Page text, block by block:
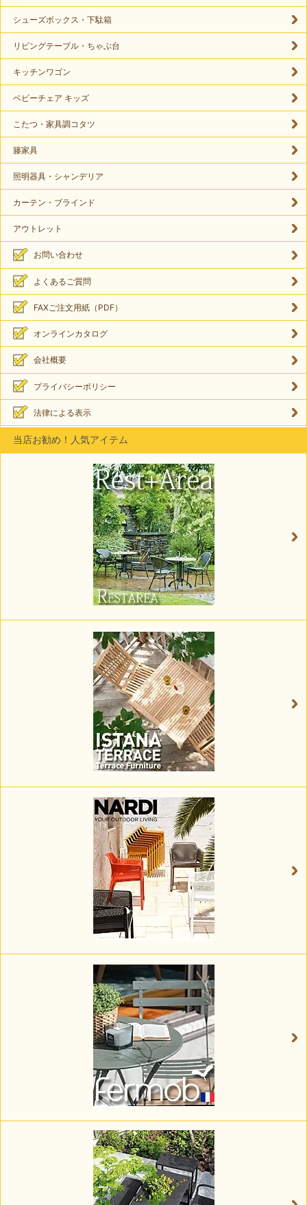
シューズボックス・下駄箱
リビングテーブル・ちゃぶ台
キッチンワゴン
ベビーチェア キッズ
こたつ・家具調コタツ
籐家具
照明器具・シャンデリア
カーテン・ブラインド
アウトレット
お問い合わせ
よくあるご質問
FAXご注文用紙（PDF）
オンラインカタログ
会社概要
プライバシーポリシー
法律による表示
当店お勧め！人気アイテム